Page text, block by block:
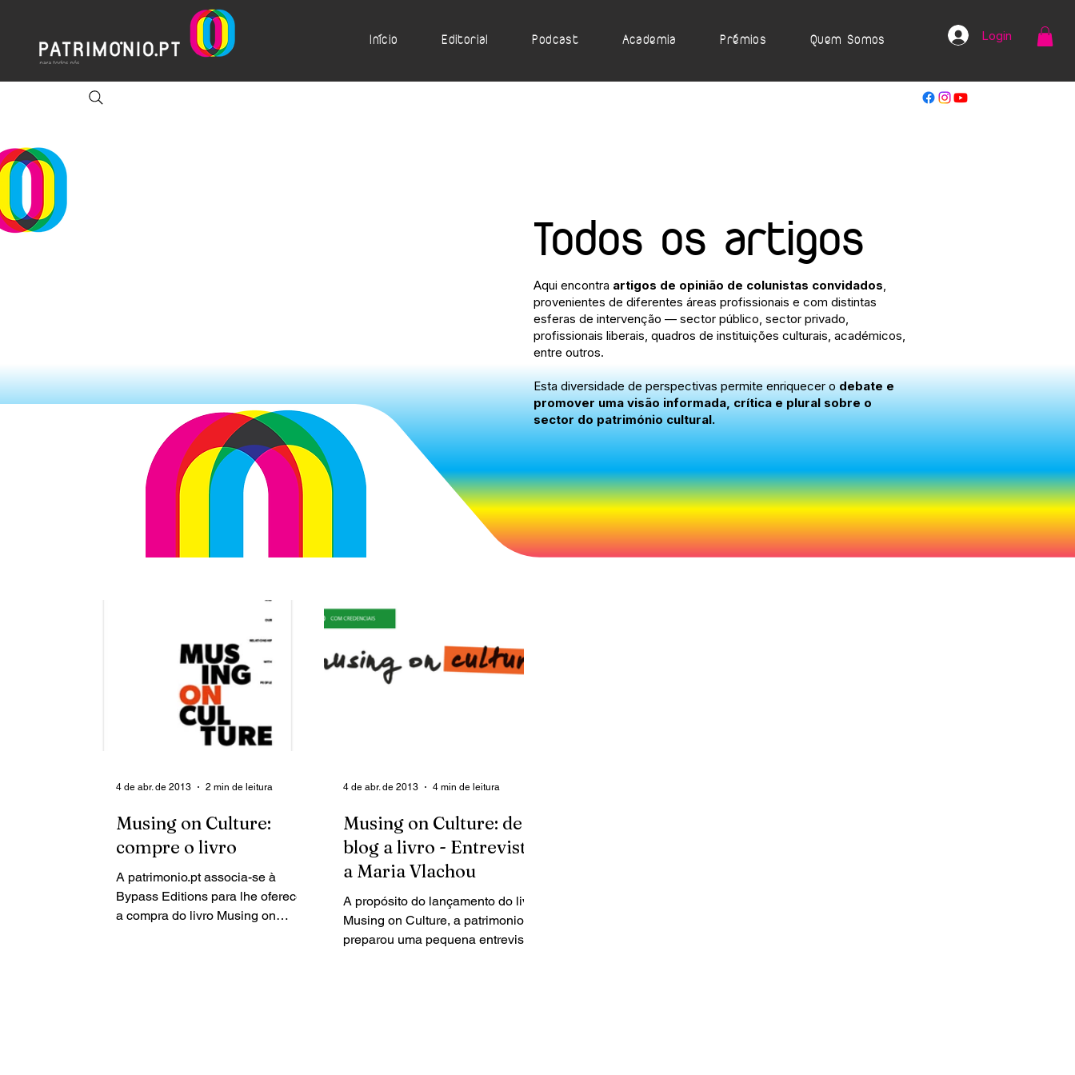
Início Editorial Podcast Academia Prémios Quem Somos Login
Todos os artigos
Aqui encontra artigos de opinião de colunistas convidados,
provenientes de diferentes áreas profissionais e com distintas
esferas de intervenção — sector público, sector privado,
profissionais liberais, quadros de instituições culturais, académicos,
entre outros.
Esta diversidade de perspectivas permite enriquecer odebate e
promover uma visão informada, crítica e plural sobre o
sector do património cultural.
Musing on Culture:
compre o livro
A patrimonio.pt associa-se à
Bypass Editions para lhe oferecer
a compra do livro Musing on
4 de abr. de 2013 2 min de leitura
Musing on Culture: de
blog a livro - Entrevista
a Maria Vlachou
A propósito do lançamento do livro
Musing on Culture, a patrimonio.pt
preparou uma pequena entrevista
4 de abr. de 2013 4 min de leitura